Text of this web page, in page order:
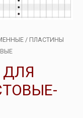
/ ПЛАСТИНЫ
ДЛЯ